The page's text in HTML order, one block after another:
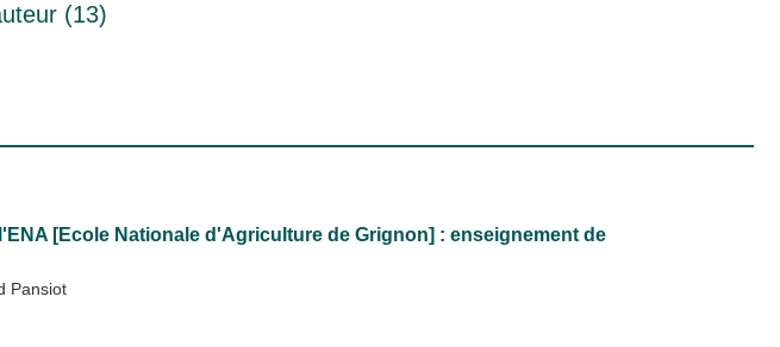
(13)
[Ecole Nationale d'Agriculture de Grignon] : enseignement de
Pansiot